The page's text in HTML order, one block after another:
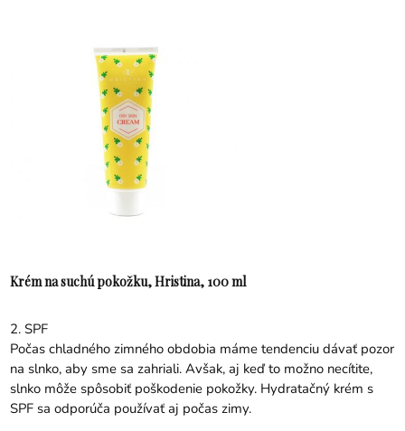
Krém na suchú pokožku, Hristina, 100 ml
2. SPF
Počas chladného zimného obdobia máme tendenciu dávať pozor
na slnko, aby sme sa zahriali. Avšak, aj keď to možno necítite,
slnko môže spôsobiť poškodenie pokožky. Hydratačný krém s
SPF sa odporúča používať aj počas zimy.